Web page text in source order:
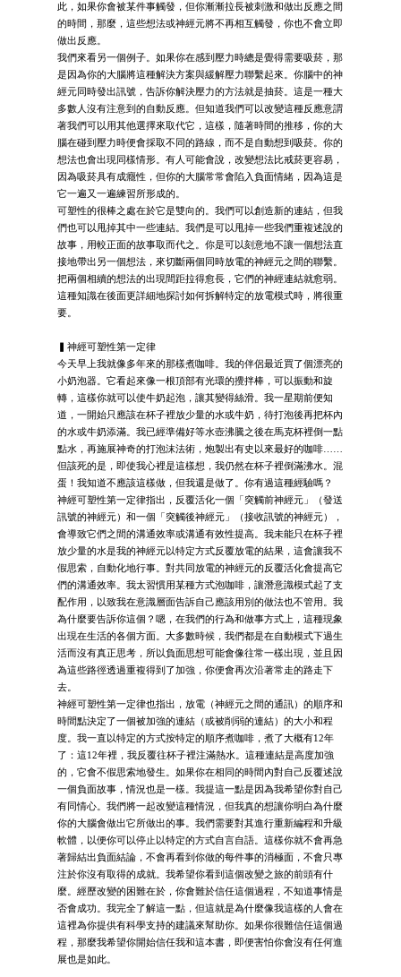
此，如果你會被某件事觸發，但你漸漸拉長被刺激和做出反應之間
的時間，那麼，這些想法或神經元將不再相互觸發，你也不會立即
做出反應。
我們來看另一個例子。如果你在感到壓力時總是覺得需要吸菸，那
是因為你的大腦將這種解決方案與緩解壓力聯繫起來。你腦中的神
經元同時發出訊號，告訴你解決壓力的方法就是抽菸。這是一種大
多數人沒有注意到的自動反應。但知道我們可以改變這種反應意謂
著我們可以用其他選擇來取代它，這樣，隨著時間的推移，你的大
腦在碰到壓力時便會採取不同的路線，而不是自動想到吸菸。你的
想法也會出現同樣情形。有人可能會說，改變想法比戒菸更容易，
因為吸菸具有成癮性，但你的大腦常常會陷入負面情緒，因為這是
它一遍又一遍練習所形成的。
可塑性的很棒之處在於它是雙向的。我們可以創造新的連結，但我
們也可以甩掉其中一些連結。我們是可以甩掉一些我們重複述說的
故事，用較正面的故事取而代之。你是可以刻意地不讓一個想法直
接地帶出另一個想法，來切斷兩個同時放電的神經元之間的聯繫。
把兩個相續的想法的出現間距拉得愈長，它們的神經連結就愈弱。
這種知識在後面更詳細地探討如何拆解特定的放電模式時，將很重
要。
▍神經可塑性第一定律
今天早上我就像多年來的那樣煮咖啡。我的伴侶最近買了個漂亮的
小奶泡器。它看起來像一根頂部有光環的攪拌棒，可以振動和旋
轉，這樣你就可以使牛奶起泡，讓其變得絲滑。我一星期前便知
道，一開始只應該在杯子裡放少量的水或牛奶，待打泡後再把杯內
的水或牛奶添滿。我已經準備好等水壺沸騰之後在馬克杯裡倒一點
點水，再施展神奇的打泡沫法術，炮製出有史以來最好的咖啡……
但該死的是，即使我心裡是這樣想，我仍然在杯子裡倒滿沸水。混
蛋！我知道不應該這樣做，但我還是做了。你有過這種經驗嗎？
神經可塑性第一定律指出，反覆活化一個「突觸前神經元」（發送
訊號的神經元）和一個「突觸後神經元」（接收訊號的神經元），
會導致它們之間的溝通效率或溝通有效性提高。我未能只在杯子裡
放少量的水是我的神經元以特定方式反覆放電的結果，這會讓我不
假思索，自動化地行事。對共同放電的神經元的反覆活化會提高它
們的溝通效率。我太習慣用某種方式泡咖啡，讓潛意識模式起了支
配作用，以致我在意識層面告訴自己應該用別的做法也不管用。我
為什麼要告訴你這個？嗯，在我們的行為和做事方式上，這種現象
出現在生活的各個方面。大多數時候，我們都是在自動模式下過生
活而沒有真正思考，所以負面思想可能會像往常一樣出現，並且因
為這些路徑透過重複得到了加強，你便會再次沿著常走的路走下
去。
神經可塑性第一定律也指出，放電（神經元之間的通訊）的順序和
時間點決定了一個被加強的連結（或被削弱的連結）的大小和程
度。我一直以特定的方式按特定的順序煮咖啡，煮了大概有12年
了：這12年裡，我反覆往杯子裡注滿熱水。這種連結是高度加強
的，它會不假思索地發生。如果你在相同的時間內對自己反覆述說
一個負面故事，情況也是一樣。我提這一點是因為我希望你對自己
有同情心。我們將一起改變這種情況，但我真的想讓你明白為什麼
你的大腦會做出它所做出的事。我們需要對其進行重新編程和升級
軟體，以便你可以停止以特定的方式自言自語。這樣你就不會再急
著歸結出負面結論，不會再看到你做的每件事的消極面，不會只專
注於你沒有取得的成就。我希望你看到這個改變之旅的前頭有什
麼。經歷改變的困難在於，你會難於信任這個過程，不知道事情是
否會成功。我完全了解這一點，但這就是為什麼像我這樣的人會在
這裡為你提供有科學支持的建議來幫助你。如果你很難信任這個過
程，那麼我希望你開始信任我和這本書，即便害怕你會沒有任何進
展也是如此。